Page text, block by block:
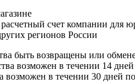
счет компании для
регионов России
быть возвращены или
возможен в течении 14
возможен в течении 30 дней